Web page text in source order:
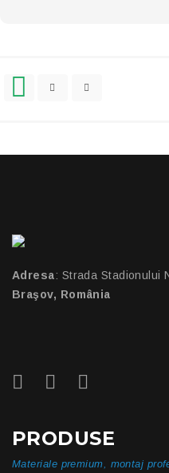
Adresa: Strada Stadionului
Braşov, România
PRODUSE
Materiale premium, montaj